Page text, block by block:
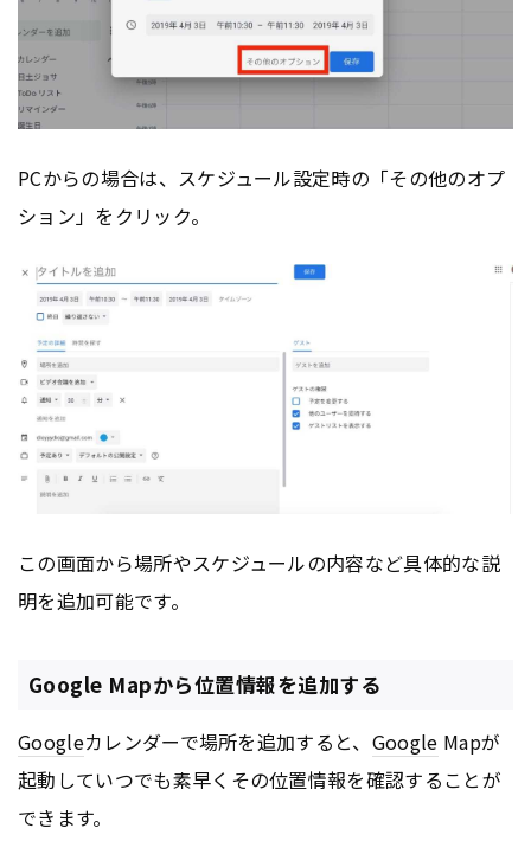
PCからの場合は、スケジュール設定時の「その他のオプ
ション」をクリック。
この画面から場所やスケジュールの内容など具体的な説
明を追加可能です。
Google Mapから位置情報を追加する
Googleカレンダーで場所を追加すると、 Google Mapが
起動していつでも素早くその位置情報を確認することが
できます。